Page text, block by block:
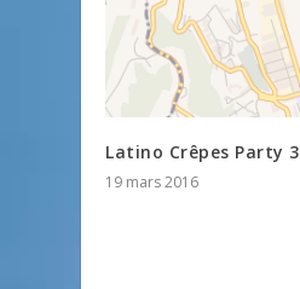
Latino Crêpes Party 3
19 mars 2016